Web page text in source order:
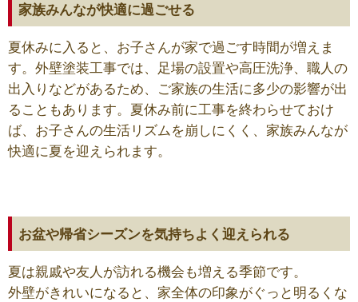
家族みんなが快適に過ごせる
夏休みに入ると、お子さんが家で過ごす時間が増えま
す。外壁塗装工事では、足場の設置や高圧洗浄、職人の
出入りなどがあるため、ご家族の生活に多少の影響が出
ることもあります。夏休み前に工事を終わらせておけ
ば、お子さんの生活リズムを崩しにくく、家族みんなが
快適に夏を迎えられます。
お盆や帰省シーズンを気持ちよく迎えられる
夏は親戚や友人が訪れる機会も増える季節です。
外壁がきれいになると、家全体の印象がぐっと明るくな